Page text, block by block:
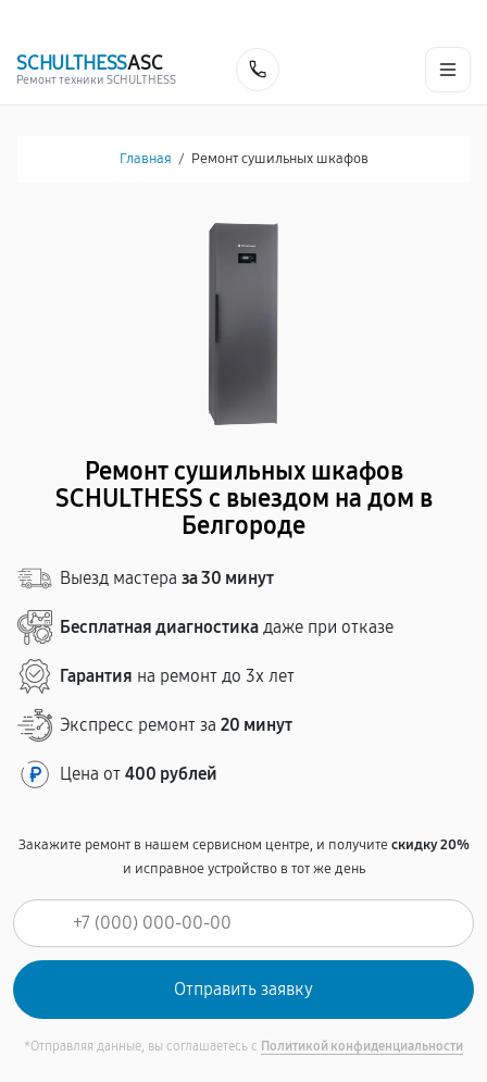
SCHULTHESSASC
Ремонт техники SCHULTHESS
Главная / Ремонт сушильных шкафов
Ремонт сушильных шкафов
SCHULTHESS с выездом на дом в
Белгороде
Выезд мастера за 30 минут
Бесплатная диагностика даже при отказе
Гарантия на ремонт до 3х лет
Экспресс ремонт за 20 минут
Цена от 400 рублей
Закажите ремонт в нашем сервисном центре, и получитескидку 20%
и исправное устройство в тот же день
*Отправляя данные, вы соглашаетесь с Политикой конфиденциальности